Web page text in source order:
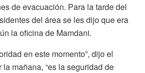
de evacuación. Para la tarde del
del área se les dijo que era
la oficina de Mamdani.
en este momento”, dijo el
mañana, “es la seguridad de